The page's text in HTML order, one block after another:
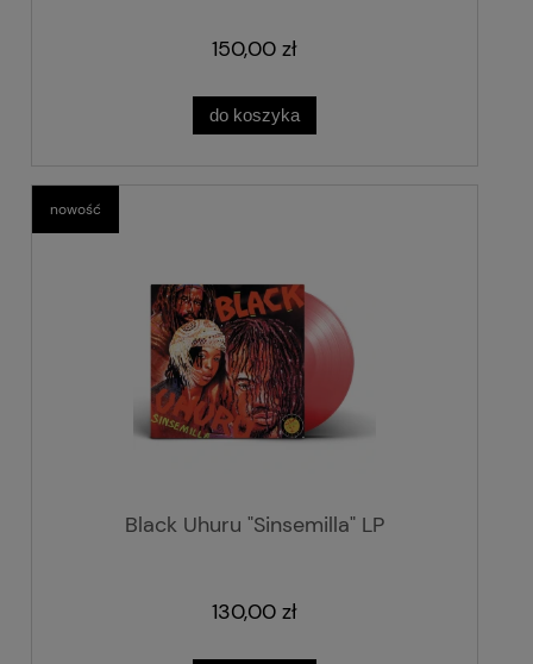
150,00 zł
do koszyka
Black Uhuru "Sinsemilla" LP
130,00 zł
nowość